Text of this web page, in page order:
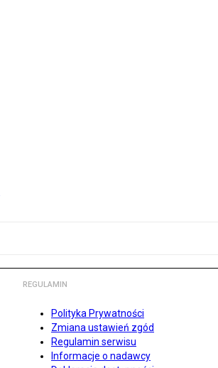
REGULAMIN
Polityka Prywatności
Zmiana ustawień zgód
Regulamin serwisu
Informacje o nadawcy